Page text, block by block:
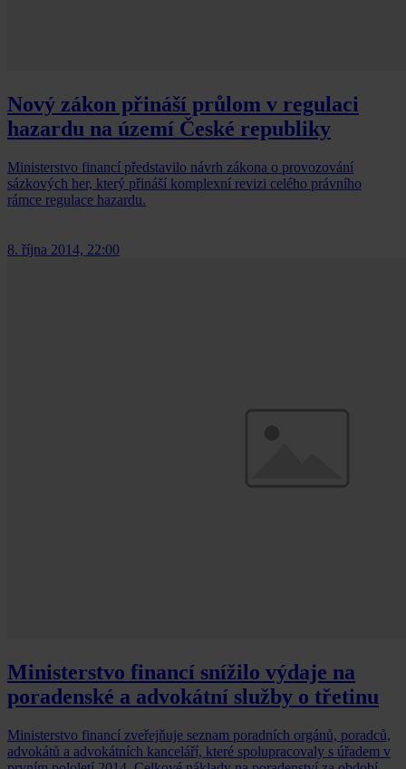
Nový zákon přináší průlom v regulaci
hazardu na území České republiky
Ministerstvo financí představilo návrh zákona o provozování
sázkových her, který přináší komplexní revizi celého právního
rámce regulace hazardu.
8. října 2014, 22:00
Ministerstvo financí snížilo výdaje na
poradenské a advokátní služby o třetinu
Ministerstvo financí zveřejňuje seznam poradních orgánů, poradců,
advokátů a advokátních kanceláří, které spolupracovaly s úřadem v